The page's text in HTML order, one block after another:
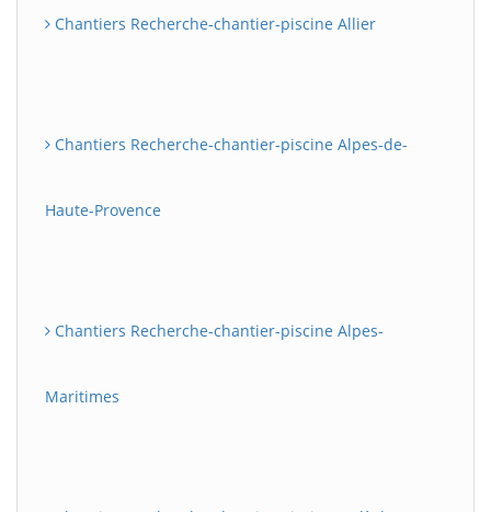
Chantiers Recherche-chantier-piscine Allier
Chantiers Recherche-chantier-piscine Alpes-de-
Haute-Provence
Chantiers Recherche-chantier-piscine Alpes-
Maritimes